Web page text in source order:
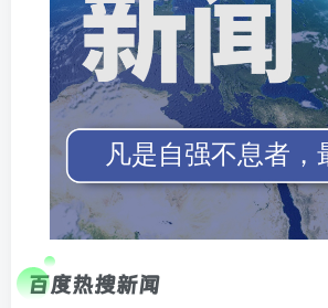
百度热搜新闻